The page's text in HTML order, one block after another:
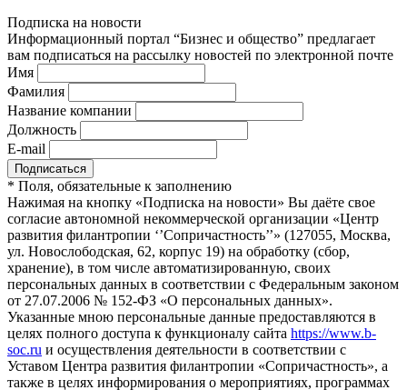
Подписка на новости
Информационный портал “Бизнес и общество” предлагает
вам подписаться на рассылку новостей по электронной почте
Имя
Фамилия
Название компании
Должность
E-mail
* Поля, обязательные к заполнению
Нажимая на кнопку «Подписка на новости» Вы даёте свое
согласие автономной некоммерческой организации «Центр
развития филантропии ‘’Сопричастность’’» (127055, Москва,
ул. Новослободская, 62, корпус 19) на обработку (сбор,
хранение), в том числе автоматизированную, своих
персональных данных в соответствии с Федеральным законом
от 27.07.2006 № 152-ФЗ «О персональных данных».
Указанные мною персональные данные предоставляются в
целях полного доступа к функционалу сайта https://www.b-
soc.ru и осуществления деятельности в соответствии с
Уставом Центра развития филантропии «Сопричастность», а
также в целях информирования о мероприятиях, программах